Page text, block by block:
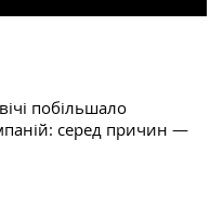
побільшало
серед причин —